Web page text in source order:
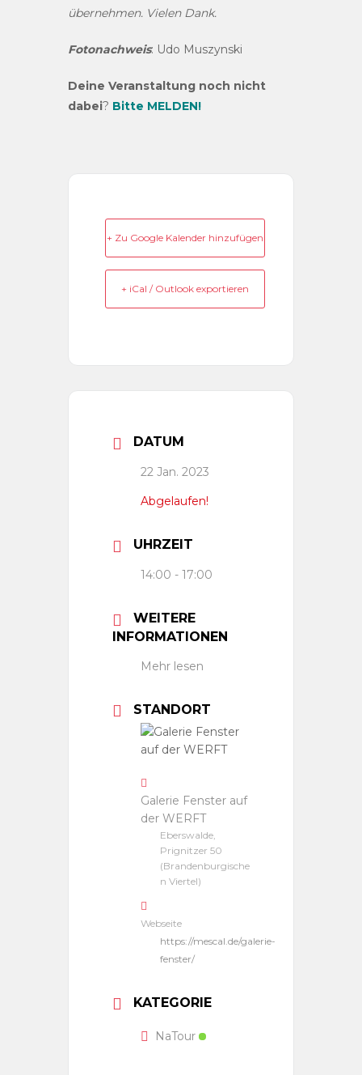
übernehmen. Vielen Dank.
Fotonachweis: Udo Muszynski
Deine Veranstaltung noch nicht
dabei? Bitte MELDEN!
+ Zu Google Kalender hinzufügen
+ iCal / Outlook exportieren
DATUM
22 Jan. 2023
Abgelaufen!
UHRZEIT
14:00 - 17:00
WEITERE
INFORMATIONEN
Mehr lesen
STANDORT
Galerie Fenster auf
der WERFT
Eberswalde,
Prignitzer 50
(Brandenburgische
n Viertel)
Webseite
https://mescal.de/galerie-
fenster/
KATEGORIE
NaTour